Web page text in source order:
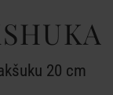
20 cm